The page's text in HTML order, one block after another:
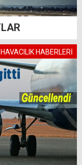
HAVACILIK HABERLERİ